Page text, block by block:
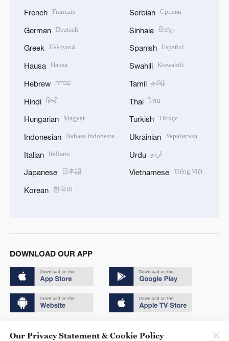
French Français
German Deutsch
Greek Ελληνικά
Hausa Hausa
Hebrew עברית
Hindi हिन्दी
Hungarian Magyar
Indonesian Bahasa Indonesia
Italian Italiano
Japanese 日本語
Korean 한국어
Serbian Српски
Sinhala සිංහල
Spanish Español
Swahili Kiswahili
Tamil தமிழ்
Thai ไทย
Turkish Türkçe
Ukrainian Українська
Urdu اردو
Vietnamese Tiếng Việt
DOWNLOAD OUR APP
Our Privacy Statement & Cookie Policy